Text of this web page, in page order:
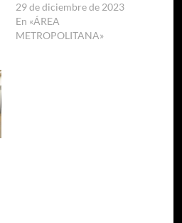
29 de diciembre de 2023
En «ÁREA
METROPOLITANA»